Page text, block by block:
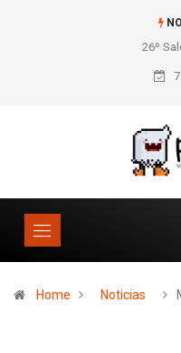
26º Salón Manga
Home Noticias